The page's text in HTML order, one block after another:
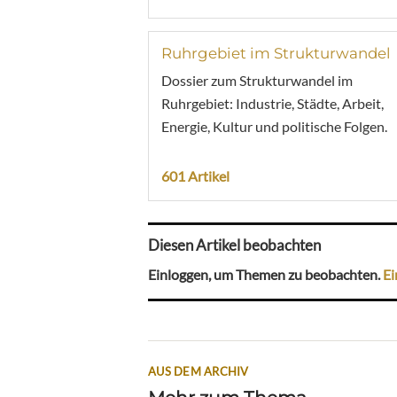
Ruhrgebiet im Strukturwandel
Dossier zum Strukturwandel im
Ruhrgebiet: Industrie, Städte, Arbeit,
Energie, Kultur und politische Folgen.
601 Artikel
Diesen Artikel beobachten
Einloggen, um Themen zu beobachten.
AUS DEM ARCHIV